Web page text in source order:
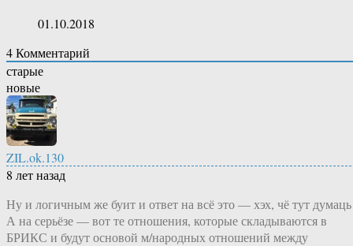
01.10.2018
4Комментарий
старые
новые
ZIL.ok.130
8 лет назад
Ну и логичным же буит и ответ на всё это — хэх, чё тут
А на серьёзе — вот те отношения, которые складываются в
БРИКС и будут основой м/народных отношений между